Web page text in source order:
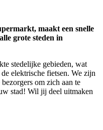
maakt een snelle
grote steden in
stedelijke gebieden, wat
elektrische fietsen. We zijn
om zich aan te
stad! Wil jij deel uitmaken